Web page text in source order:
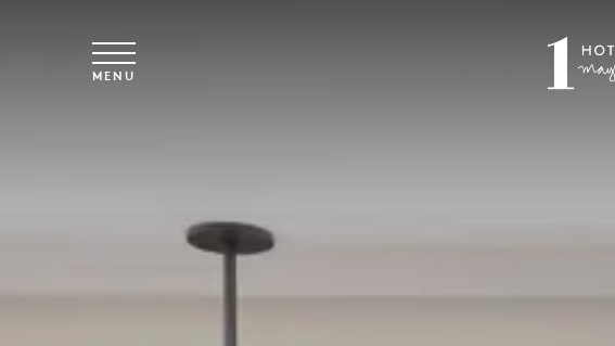
MENU